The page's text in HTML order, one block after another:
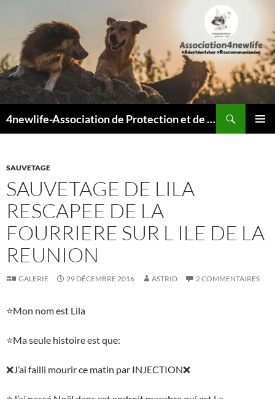
4newlife-Association de Protection et de défense animale. Loi de 1908
SAUVETAGE
SAUVETAGE DE LILA
RESCAPEE DE LA
FOURRIERE SUR L ILE DE LA
REUNION
GALERIE 29 DÉCEMBRE 2016 ASTRID 2 COMMENTAIRES
⭐️Mon nom est Lila
⭐️Ma seule histoire est que:
❌J’ai failli mourir ce matin par INJECTION❌